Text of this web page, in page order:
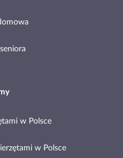
w Polsce
w Polsce